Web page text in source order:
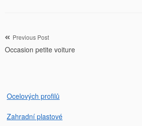
Navigation
de
Previous Post
Occasion petite voiture
Ocelových profilů
Zahradní plastové